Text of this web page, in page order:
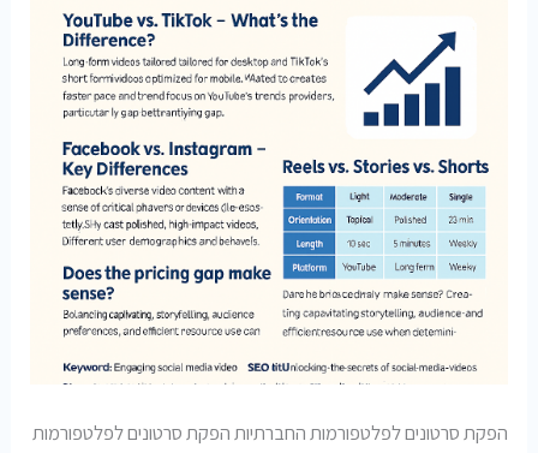
הפקת סרטונים לפלטפורמות החברתיות הפקת סרטונים לפלטפורמות